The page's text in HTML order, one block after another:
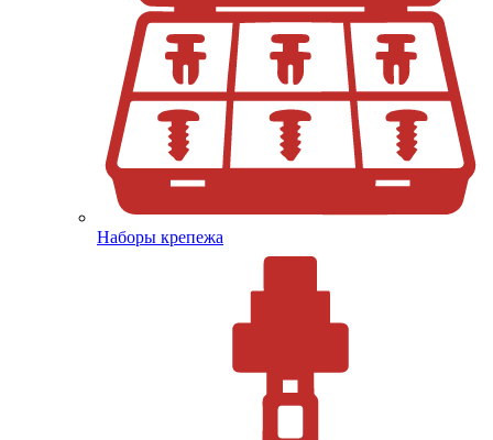
Наборы крепежа